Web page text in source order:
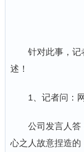
针对此事，记
述！
1、记者问：
公司发言人答
心之人故意捏造